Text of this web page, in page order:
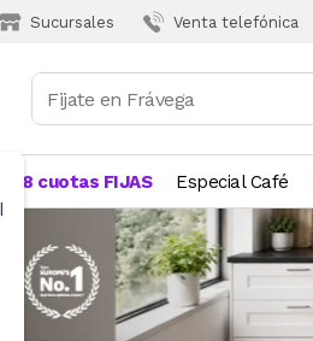
Sucursales Venta telefónica
18 cuotas FIJAS Especial Café